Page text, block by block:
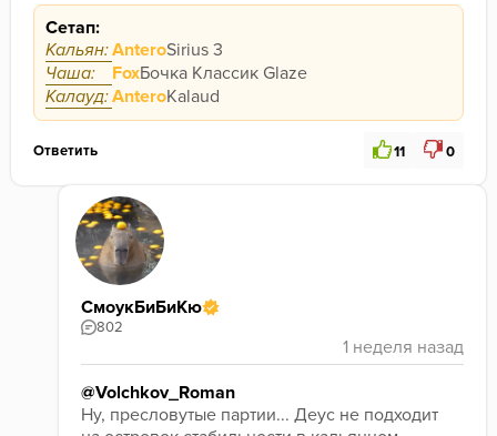
Сетап:
Кальян:AnteroSirius 3
Чаша:
FoxБочка Классик Glaze
Калауд:AnteroKalaud
Ответить 11 0
СмоукБиБиКю
802
@Volchkov_Roman
Ну, пресловутые партии... Деус не подходит